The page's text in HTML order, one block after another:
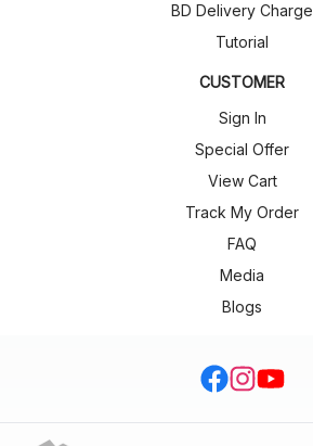
BD Delivery Charge
Tutorial
CUSTOMER
Sign In
Special Offer
View Cart
Track My Order
FAQ
Media
Blogs
facebook
Instagram
Youtube